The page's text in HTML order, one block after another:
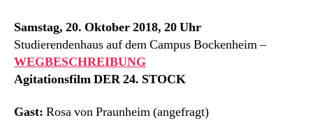
Samstag, 20. Oktober 2018, 20 Uhr
Studierendenhaus auf dem Campus Bockenheim –
WEGBESCHREIBUNG
Agitationsfilm DER 24. STOCK
Gast: Rosa von Praunheim (angefragt)